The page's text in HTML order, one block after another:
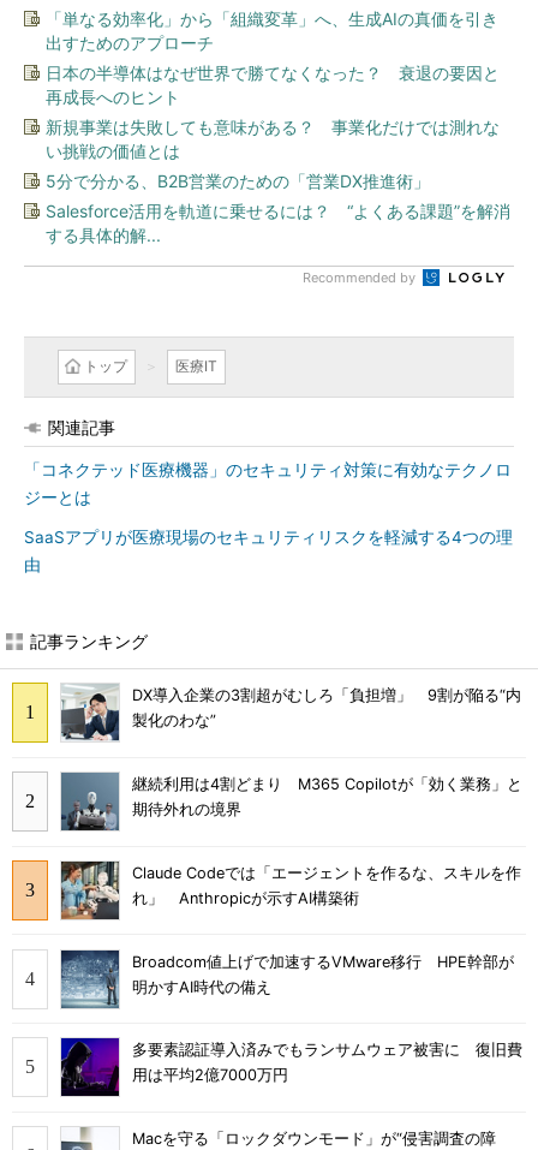
「単なる効率化」から「組織変革」へ、生成AIの真価を引き
出すためのアプローチ
日本の半導体はなぜ世界で勝てなくなった？ 衰退の要因と
再成長へのヒント
新規事業は失敗しても意味がある？ 事業化だけでは測れな
い挑戦の価値とは
5分で分かる、B2B営業のための「営業DX推進術」
Salesforce活用を軌道に乗せるには？ “よくある課題”を解消
する具体的解...
Recommended by
トップ 医療IT
関連記事
「コネクテッド医療機器」のセキュリティ対策に有効なテクノロ
ジーとは
SaaSアプリが医療現場のセキュリティリスクを軽減する4つの理
由
記事ランキング
DX導入企業の3割超がむしろ「負担増」 9割が陥る“内
製化のわな”
継続利用は4割どまり M365 Copilotが「効く業務」と
期待外れの境界
Claude Codeでは「エージェントを作るな、スキルを作
れ」 Anthropicが示すAI構築術
Broadcom値上げで加速するVMware移行 HPE幹部が
明かすAI時代の備え
多要素認証導入済みでもランサムウェア被害に 復旧費
用は平均2億7000万円
Macを守る「ロックダウンモード」が“侵害調査の障